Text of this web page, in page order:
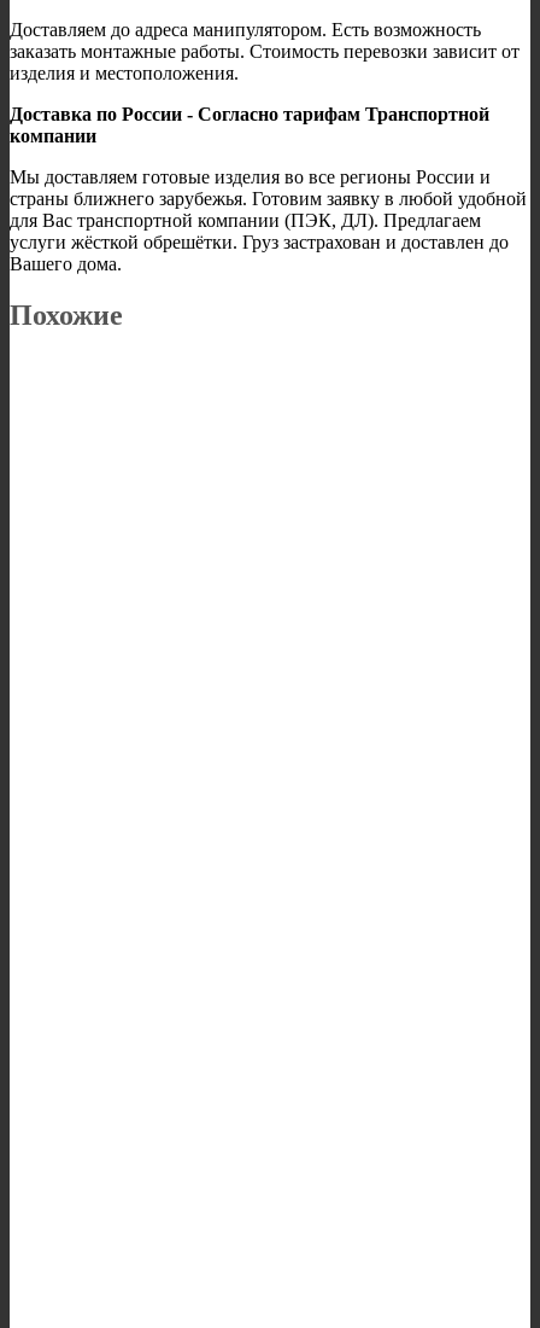
Доставляем до адреса манипулятором. Есть возможность
заказать монтажные работы. Стоимость перевозки зависит от
изделия и местоположения.
Доставка по России - Согласно тарифам Транспортной
компании
Мы доставляем готовые изделия во все регионы России и
страны ближнего зарубежья. Готовим заявку в любой удобной
для Вас транспортной компании (ПЭК, ДЛ). Предлагаем
услуги жёсткой обрешётки. Груз застрахован и доставлен до
Вашего дома.
Похожие